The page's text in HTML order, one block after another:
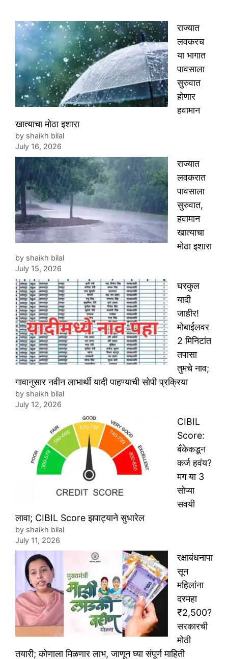
राज्यात
लवकरच
या भागात
पावसाला
सुरुवात
होणार
हवामान
खात्याचा मोठा इशारा
by shaikh bilal
July 16, 2026
राज्यात
लवकरात
पावसाला
सुरुवात,
हवामान
खात्याचा
मोठा इशारा
by shaikh bilal
July 15, 2026
घरकुल
यादी
जाहीर!
मोबाईलवर
2 मिनिटांत
तपासा
तुमचे नाव;
गावानुसार नवीन लाभार्थी यादी पाहण्याची सोपी प्रक्रिया
by shaikh bilal
July 12, 2026
CIBIL
Score:
बँकेकडून
कर्ज हवंय?
मग या 3
सोप्या
सवयी
लावा; CIBIL Score झपाट्याने सुधारेल
by shaikh bilal
July 11, 2026
रक्षाबंधनापा
सून
महिलांना
दरमहा
₹2,500?
सरकारची
मोठी
तयारी; कोणाला मिळणार लाभ, जाणून घ्या संपूर्ण माहिती